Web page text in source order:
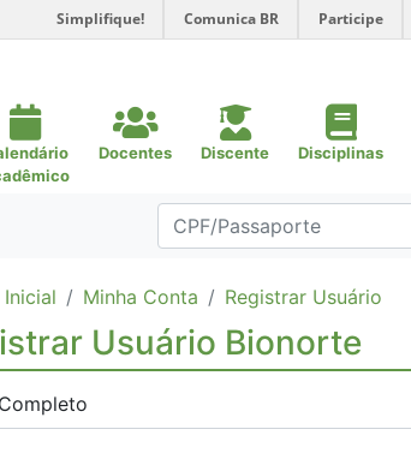
Simplifique! Comunica BR Participe
Docentes Discente Disciplinas
Inicial Minha Conta Registrar Usuário
Usuário Bionorte